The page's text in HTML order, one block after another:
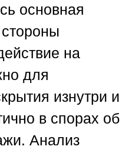
основная
стороны
на
для
изнутри и
в спорах об
Анализ